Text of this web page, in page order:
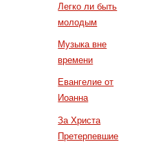
Легко ли быть
молодым
Музыка вне
времени
Евангелие от
Иоанна
За Христа
Претерпевшие